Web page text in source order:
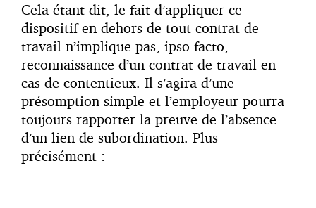
Cela étant dit, le fait d’appliquer ce
dispositif en dehors de tout contrat de
travail n’implique pas, ipso facto,
reconnaissance d’un contrat de travail en
cas de contentieux. Il s’agira d’une
présomption simple et l’employeur pourra
toujours rapporter la preuve de l’absence
d’un lien de subordination. Plus
précisément :